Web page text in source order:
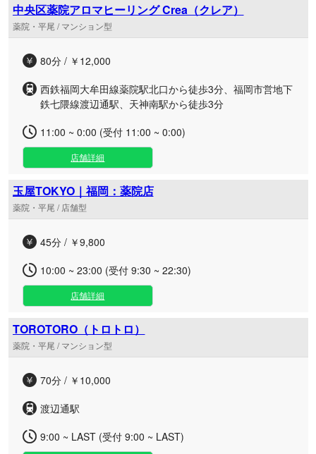
中央区薬院アロマヒーリング Crea（クレア）
薬院・平尾 / マンション型
80分 / ￥12,000
西鉄福岡大牟田線薬院駅北口から徒歩3分、福岡市営地下
鉄七隈線渡辺通駅、天神南駅から徒歩3分
11:00 ~ 0:00 (受付 11:00 ~ 0:00)
店舗詳細
玉屋TOKYO｜福岡：薬院店
薬院・平尾 / 店舗型
45分 / ￥9,800
10:00 ~ 23:00 (受付 9:30 ~ 22:30)
店舗詳細
TOROTORO（トロトロ）
薬院・平尾 / マンション型
70分 / ￥10,000
渡辺通駅
9:00 ~ LAST (受付 9:00 ~ LAST)